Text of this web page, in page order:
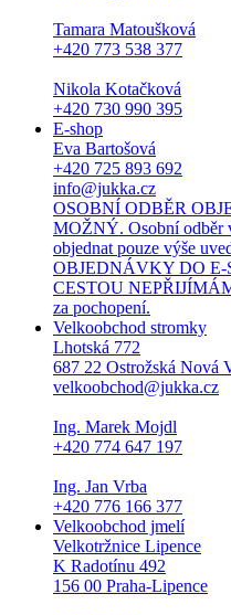
Tamara Matoušková
+420 773 538 377
Nikola Kotačková
+420 730 990 395
E-shop
Eva Bartošová
+420 725 893 692
info@jukka.cz
OSOBNÍ ODBĚR
MOŽNÝ. Osobní odběr
objednat pouze výše
OBJEDNÁVKY DO
CESTOU
za pochopení.
Velkoobchod stromky
Lhotská 772
687 22 Ostrožská Nová
velkoobchod@jukka.cz
Ing. Marek Mojdl
+420 774 647 197
Ing. Jan Vrba
+420 776 166 377
Velkoobchod jmelí
Velkotržnice Lipence
K Radotínu 492
156 00 Praha-Lipence